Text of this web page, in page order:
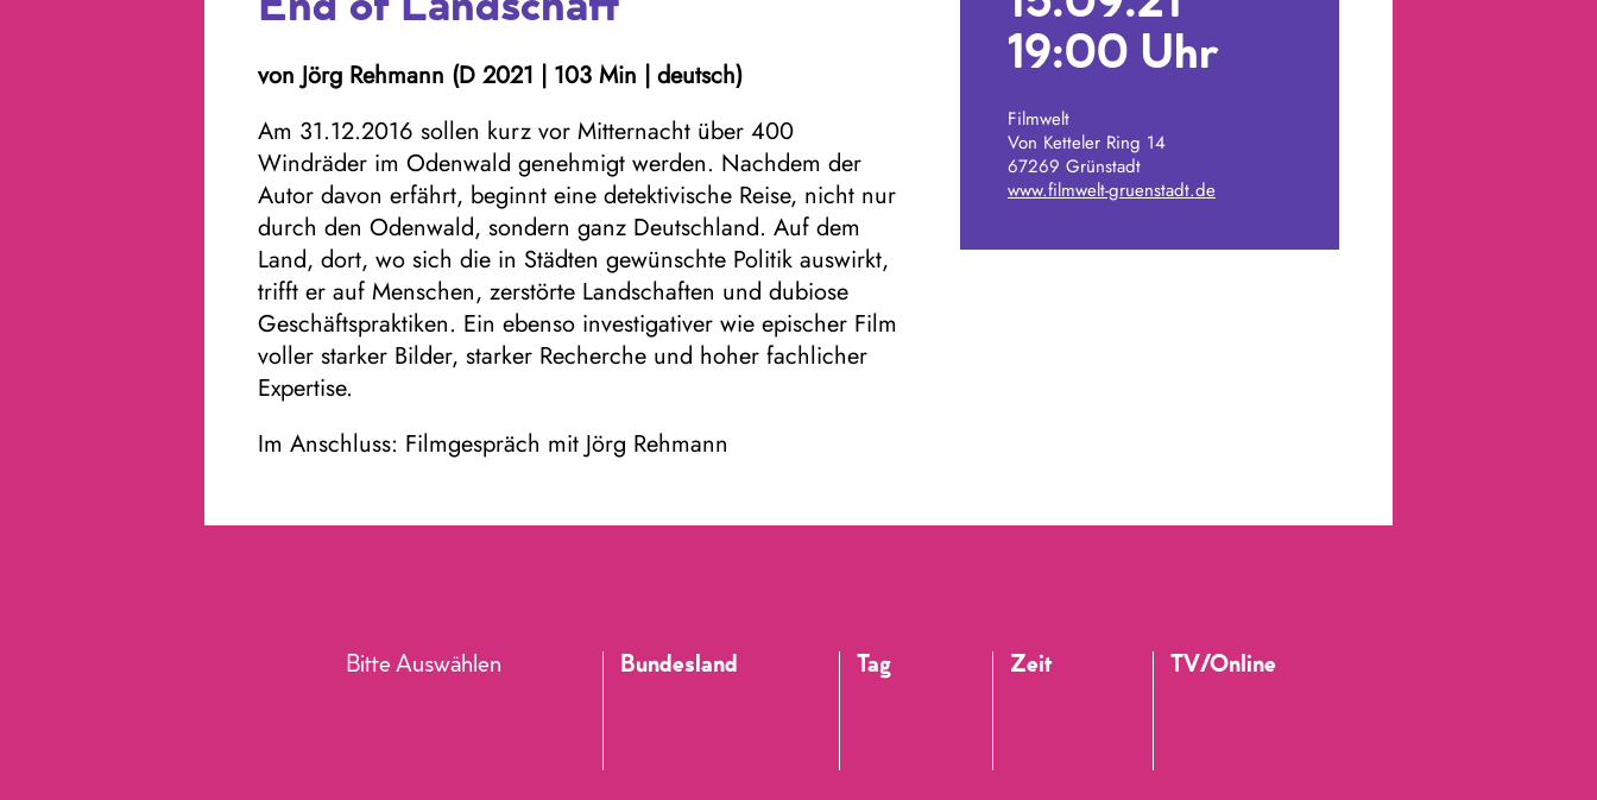
von Jörg Rehmann (D 2021 | 103 Min | deutsch)
Am 31.12.2016 sollen kurz vor Mitternacht über 400
Windräder im Odenwald genehmigt werden. Nachdem der
Autor davon erfährt, beginnt eine detektivische Reise, nicht nur
durch den Odenwald, sondern ganz Deutschland. Auf dem
Land, dort, wo sich die in Städten gewünschte Politik auswirkt,
trifft er auf Menschen, zerstörte Landschaften und dubiose
Geschäftspraktiken. Ein ebenso investigativer wie epischer Film
voller starker Bilder, starker Recherche und hoher fachlicher
Expertise.
Im Anschluss: Filmgespräch mit Jörg Rehmann
19:00 Uhr
Filmwelt
Von Ketteler Ring 14
67269 Grünstadt
www.filmwelt-gruenstadt.de
Bitte Auswählen Bundesland Tag Zeit TV/Online